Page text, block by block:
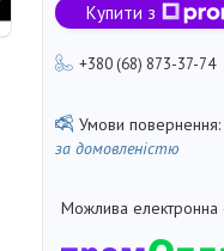
Купити з
+380 (68) 873-37-74
за домовленістю